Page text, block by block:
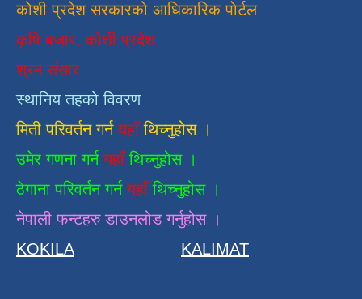
कोशी प्रदेश सरकारको आधिकारिकपाेर्टल
कृषि बजार, कोशी प्रदेश
श्रम संसार
स्थानिय तहको विवरण
मिती परिवर्तन गर्न यहाँ थिच्नुहोस ।
उमेर गणना गर्नयहाँथिच्नुहोस ।
ठेगाना परिवर्तन गर्नयहाँ थिच्नुहोस ।
नेपाली फन्टहरु डाउनलोड गर्नुहोस ।
KOKILA
KALIMAT